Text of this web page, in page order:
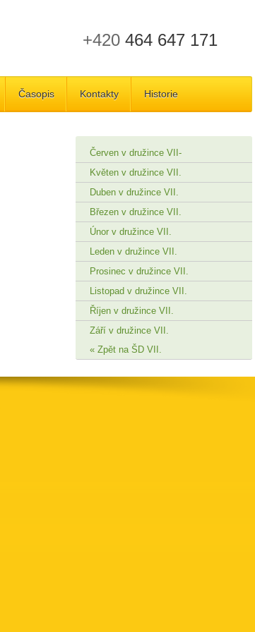
+420 464 647 171
Časopis Kontakty Historie
Červen v družince VII-
Květen v družince VII.
Duben v družince VII.
Březen v družince VII.
Únor v družince VII.
Leden v družince VII.
Prosinec v družince VII.
Listopad v družince VII.
Říjen v družince VII.
Září v družince VII.
Zpět na ŠD VII.